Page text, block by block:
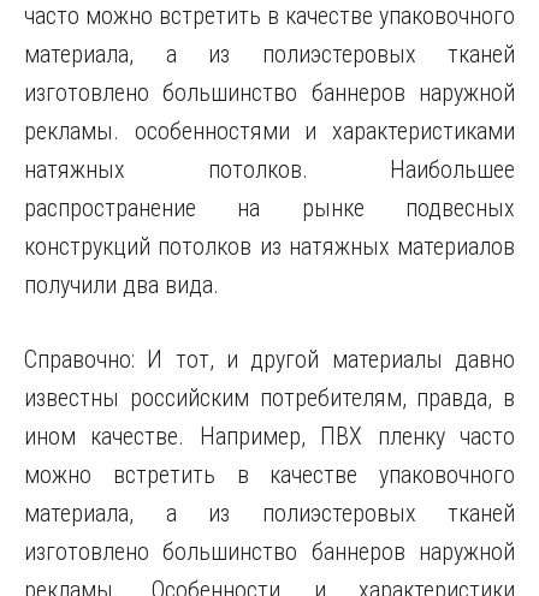
часто можно встретить в качестве упаковочного
материала, а из полиэстеровых тканей
изготовлено большинство баннеров наружной
рекламы. особенностями и характеристиками
натяжных потолков. Наибольшее
распространение на рынке подвесных
конструкций потолков из натяжных материалов
получили два вида.
Справочно: И тот, и другой материалы давно
известны российским потребителям, правда, в
ином качестве. Например, ПВХ пленку часто
можно встретить в качестве упаковочного
материала, а из полиэстеровых тканей
изготовлено большинство баннеров наружной
рекламы. Особенности и характеристики